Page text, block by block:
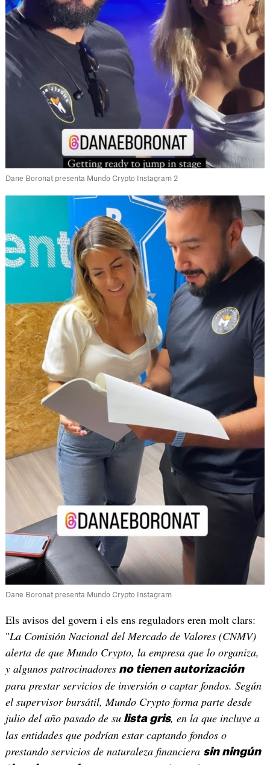
Dane Boronat presenta Mundo Crypto Instagram 2
Dane Boronat presenta Mundo Crypto Instagram
Els avisos del govern i els ens reguladors eren molt clars:
"La Comisión Nacional del Mercado de Valores (CNMV)
alerta de que Mundo Crypto, la empresa que lo organiza,
y algunos patrocinadoresno tienen autorización
para prestar servicios de inversión o captar fondos. Según
el supervisor bursátil, Mundo Crypto forma parte desde
julio del año pasado de sulista gris, en la que incluye a
las entidades que podrían estar captando fondos o
prestando servicios de naturaleza financiera sin ningún